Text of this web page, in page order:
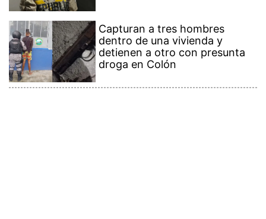
Capturan a tres hombres
dentro de una vivienda y
detienen a otro con presunta
droga en Colón